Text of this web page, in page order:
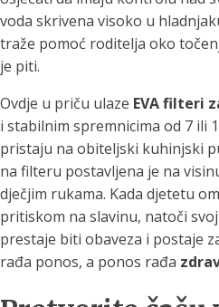
voda skrivena visoko u
traže pomoć roditelja oko
je piti.
Ovdje u priču ulaze EVA filteri
i stabilnim spremnicima od 7 ili
pristaju na obiteljski kuhinjski
na filteru postavljena je na
dječjim rukama. Kada djetetu
pritiskom na slavinu, natoči
prestaje biti obaveza i postaje
rađa ponos, a ponos rađa